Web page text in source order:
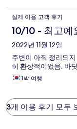
실제 이용 고객 후기
10/10 - 최고예
2022년 11월 12일
주변이 아직 정리되
히 환상적이었음. 바
1박 여행
3개 이용 후기 모두